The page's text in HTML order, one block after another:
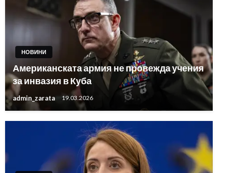
НОВИНИ
Американската армия не провежда учения
за инвазия в Куба
admin_zarata 19.03.2026